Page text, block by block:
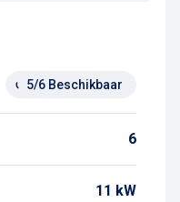
5/6 Beschikbaar
6
11 kW